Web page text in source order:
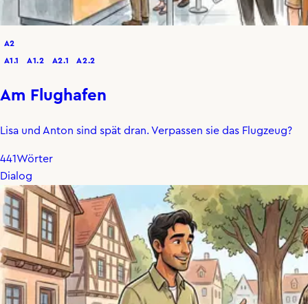
A2
A1.1 A1.2 A2.1 A2.2
Am Flughafen
Lisa und Anton sind spät dran. Verpassen sie das Flugzeug?
441Wörter
Dialog